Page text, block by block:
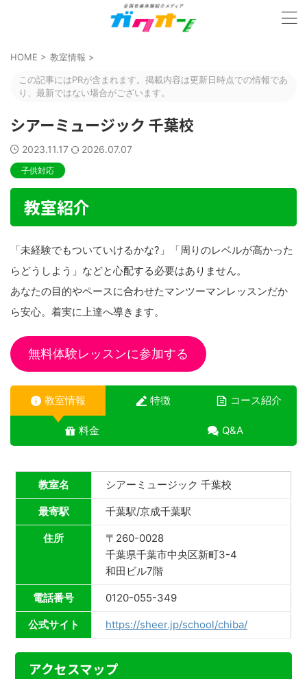
HOME > 教室情報 >
この記事にはPRが含まれます。掲載内容は更新日時点での情報であ
り、最新ではない場合がございます。
シアーミュージック 千葉校
2023.11.17 2026.07.07
子供対応
教室紹介
「未経験でもついていけるかな?」「周りのレベルが高かった
らどうしよう」などと心配する必要はありません。
あなたの目的やペースに合わせたマンツーマンレッスンだか
ら安心。着実に上達へ導きます。
無料体験レッスンに参加する
教室情報 特徴 コース紹介
料金 Q&A
教室名 シアーミュージック 千葉校
最寄駅 千葉駅/京成千葉駅
住所
〒260-0028
千葉県千葉市中央区新町3-4
和田ビル7階
電話番号 0120-055-349
公式サイト https://sheer.jp/school/chiba/
アクセスマップ